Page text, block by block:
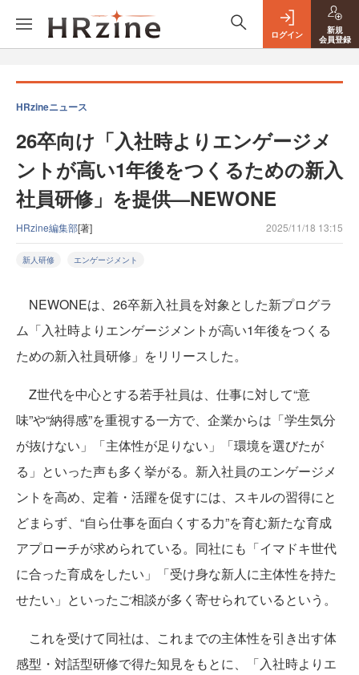
ログイン
新規
会員登録
HRzineニュース
26卒向け「入社時よりエンゲージメ
ントが高い1年後をつくるための新入
社員研修」を提供—NEWONE
HRzine編集部[著] 2025/11/18 13:15
新人研修 エンゲージメント
NEWONEは、26卒新入社員を対象とした新プログラ
ム「入社時よりエンゲージメントが高い1年後をつくる
ための新入社員研修」をリリースした。
Z世代を中心とする若手社員は、仕事に対して“意
味”や“納得感”を重視する一方で、企業からは「学生気分
が抜けない」「主体性が足りない」「環境を選びたが
る」といった声も多く挙がる。新入社員のエンゲージメ
ントを高め、定着・活躍を促すには、スキルの習得にと
どまらず、“自ら仕事を面白くする力”を育む新たな育成
アプローチが求められている。同社にも「イマドキ世代
に合った育成をしたい」「受け身な新人に主体性を持た
せたい」といったご相談が多く寄せられているという。
これを受けて同社は、これまでの主体性を引き出す体
感型・対話型研修で得た知見をもとに、「入社時よりエ